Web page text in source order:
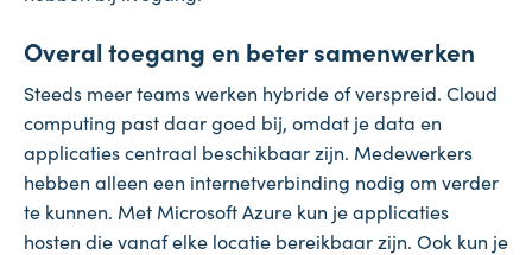
Overal toegang en beter samenwerken
Steeds meer teams werken hybride of verspreid. Cloud
computing past daar goed bij, omdat je data en
applicaties centraal beschikbaar zijn. Medewerkers
hebben alleen een internetverbinding nodig om verder
te kunnen. Met Microsoft Azure kun je applicaties
hosten die vanaf elke locatie bereikbaar zijn. Ook kun je